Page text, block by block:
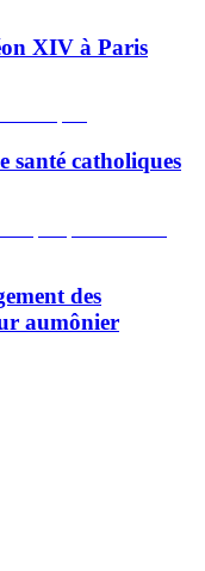
XIV à Paris
santé catholiques
des
aumônier